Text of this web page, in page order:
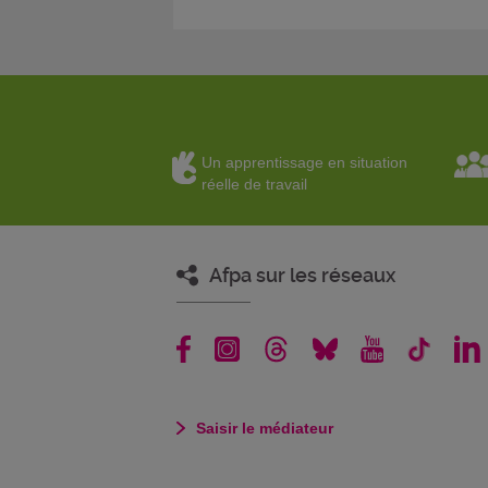
Un apprentissage en situation
réelle de travail
Afpa sur les réseaux
Saisir le médiateur